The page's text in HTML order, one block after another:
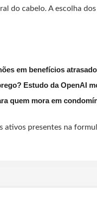
do cabelo. A escolha
em benefícios
Estudo da OpenAI
quem mora em
ativos presentes na